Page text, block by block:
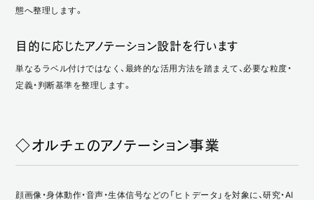
態へ整理します。
目的に応じたアノテーション設計を行います
単なるラベル付けではなく、最終的な活用方法を踏まえて、必要な粒度・
定義・判断基準を整理します。
◇オルチェのアノテーション事業
顔画像・身体動作・音声・生体信号などの「ヒトデータ」を対象に、研究・AI